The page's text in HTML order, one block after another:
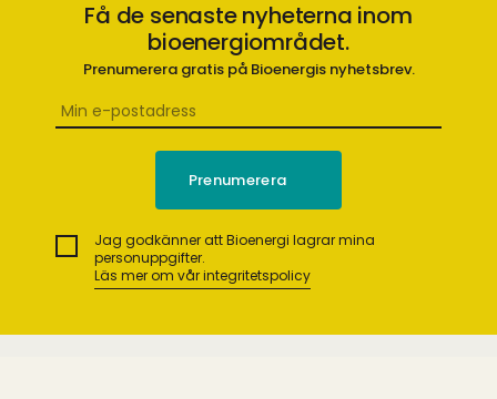
Få de senaste nyheterna inom
bioenergiområdet.
Prenumerera gratis på Bioenergis nyhetsbrev.
Jag godkänner att Bioenergi lagrar mina
personuppgifter.
Läs mer om vår integritetspolicy